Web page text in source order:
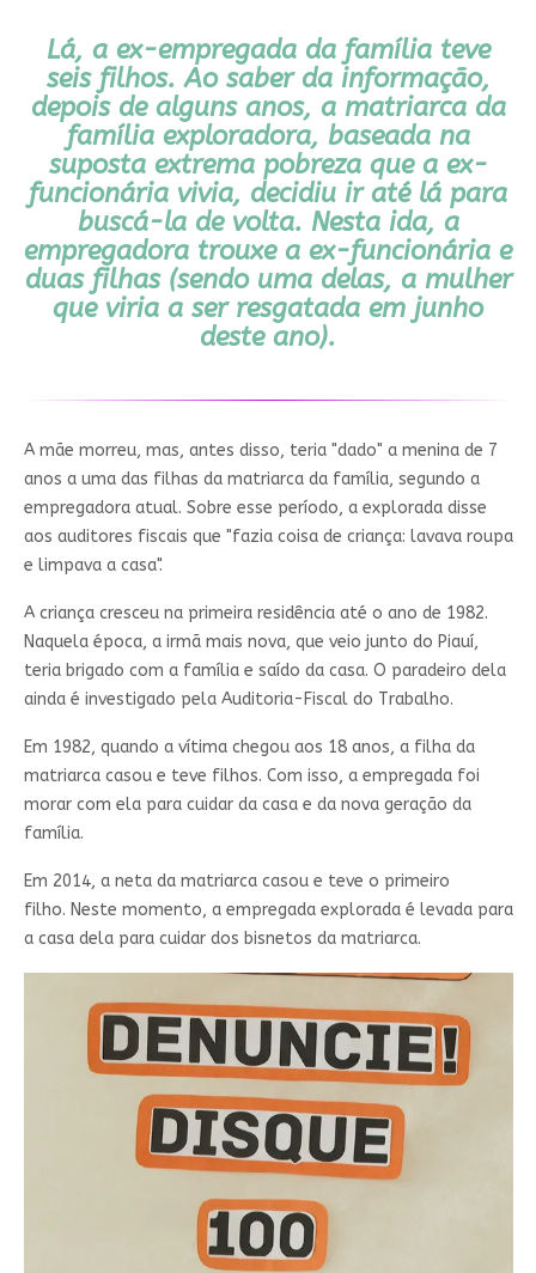
Lá, a ex-empregada da família teve
seis filhos. Ao saber da informação,
depois de alguns anos, a matriarca da
família exploradora, baseada na
suposta extrema pobreza que a ex-
funcionária vivia, decidiu ir até lá para
buscá-la de volta. Nesta ida, a
empregadora trouxe a ex-funcionária e
duas filhas (sendo uma delas, a mulher
que viria a ser resgatada em junho
deste ano).
A mãe morreu, mas, antes disso, teria "dado" a menina de 7
anos a uma das filhas da matriarca da família, segundo a
empregadora atual. Sobre esse período, a explorada disse
aos auditores fiscais que "fazia coisa de criança: lavava roupa
e limpava a casa".
A criança cresceu na primeira residência até o ano de 1982.
Naquela época, a irmã mais nova, que veio junto do Piauí,
teria brigado com a família e saído da casa. O paradeiro dela
ainda é investigado pela Auditoria-Fiscal do Trabalho.
Em 1982, quando a vítima chegou aos 18 anos, a filha da
matriarca casou e teve filhos. Com isso, a empregada foi
morar com ela para cuidar da casa e da nova geração da
família.
Em 2014, a neta da matriarca casou e teve o primeiro
filho. Neste momento, a empregada explorada é levada para
a casa dela para cuidar dos bisnetos da matriarca.